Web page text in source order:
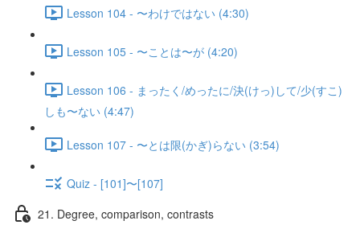
Lesson 104 - 〜わけではない (4:30)
Lesson 105 - 〜ことは〜が (4:20)
Lesson 106 - まったく/めったに/決(けっ)して/少(すこ)
しも〜ない (4:47)
Lesson 107 - 〜とは限(かぎ)らない (3:54)
Quiz - [101]〜[107]
21. Degree, comparison, contrasts